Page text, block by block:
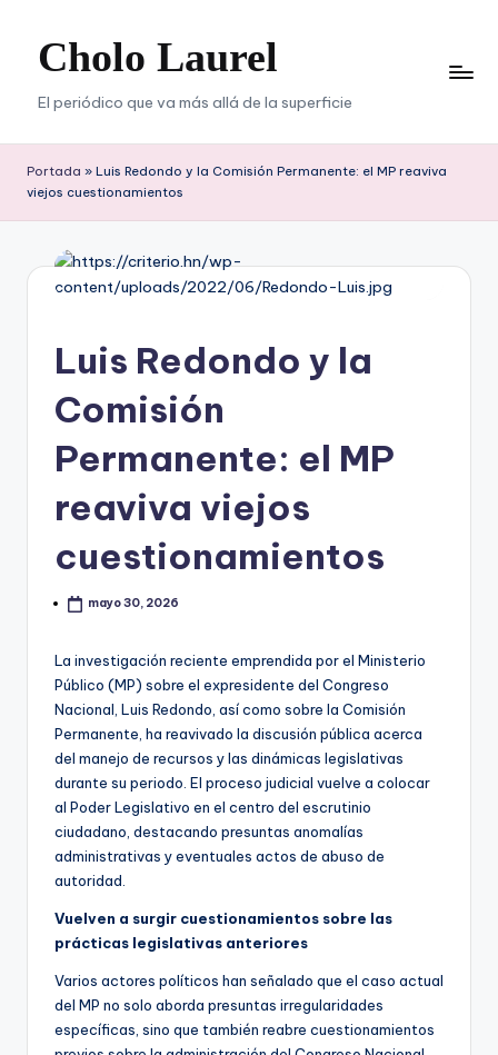
Saltar
contenido
Cholo Laurel
El periódico que va más allá de la superficie
Portada » Luis Redondo y la Comisión Permanente: el MP reaviva
viejos cuestionamientos
Luis Redondo y la
Comisión
Permanente: el MP
reaviva viejos
cuestionamientos
mayo 30, 2026
La investigación reciente emprendida por el Ministerio
Público (MP) sobre el expresidente del Congreso
Nacional, Luis Redondo, así como sobre la Comisión
Permanente, ha reavivado la discusión pública acerca
del manejo de recursos y las dinámicas legislativas
durante su periodo. El proceso judicial vuelve a colocar
al Poder Legislativo en el centro del escrutinio
ciudadano, destacando presuntas anomalías
administrativas y eventuales actos de abuso de
autoridad.
Vuelven a surgir cuestionamientos sobre las
prácticas legislativas anteriores
Varios actores políticos han señalado que el caso actual
del MP no solo aborda presuntas irregularidades
específicas, sino que también reabre cuestionamientos